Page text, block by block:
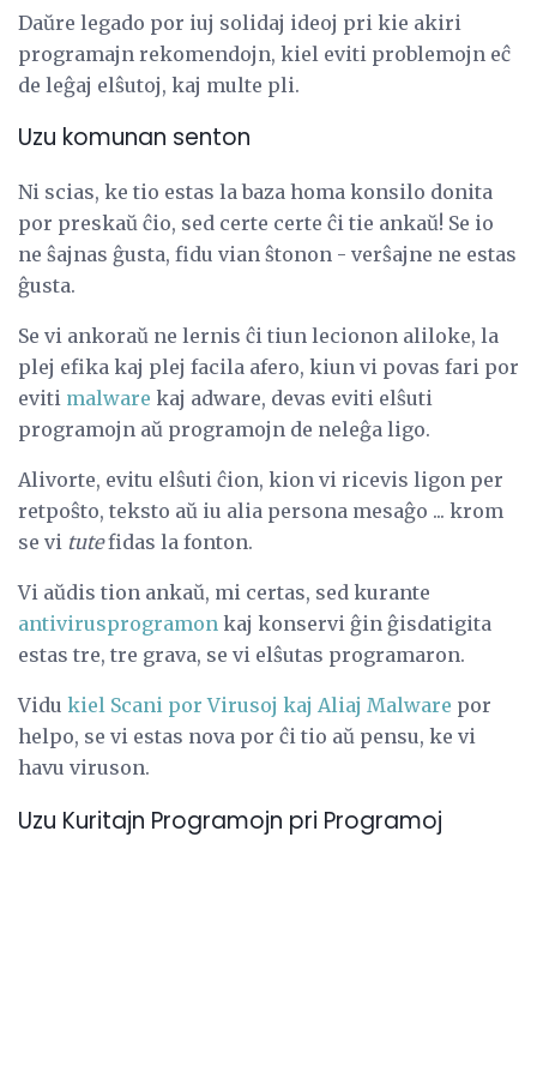
Daŭre legado por iuj solidaj ideoj pri kie akiri
programajn rekomendojn, kiel eviti problemojn eĉ
de leĝaj elŝutoj, kaj multe pli.
Uzu komunan senton
Ni scias, ke tio estas la baza homa konsilo donita
por preskaŭ ĉio, sed certe certe ĉi tie ankaŭ! Se io
ne ŝajnas ĝusta, fidu vian ŝtonon - verŝajne ne estas
ĝusta.
Se vi ankoraŭ ne lernis ĉi tiun lecionon aliloke, la
plej efika kaj plej facila afero, kiun vi povas fari por
eviti malware kaj adware, devas eviti elŝuti
programojn aŭ programojn de neleĝa ligo.
Alivorte, evitu elŝuti ĉion, kion vi ricevis ligon per
retpoŝto, teksto aŭ iu alia persona mesaĝo ... krom
se vi tutefidas la fonton.
Vi aŭdis tion ankaŭ, mi certas, sed kurante
antivirusprogramon kaj konservi ĝin ĝisdatigita
estas tre, tre grava, se vi elŝutas programaron.
Vidu kiel Scani por Virusoj kaj Aliaj Malware por
helpo, se vi estas nova por ĉi tio aŭ pensu, ke vi
havu viruson.
Uzu Kuritajn Programojn pri Programoj